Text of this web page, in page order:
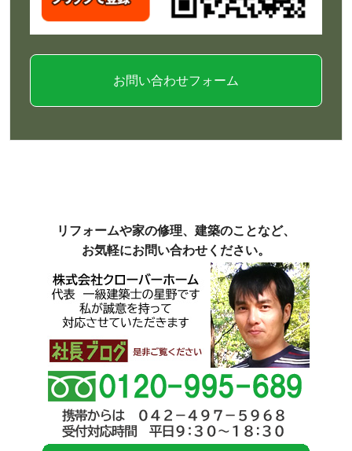
お問い合わせフォーム
リフォームや家の修理、建築のことなど、
お気軽にお問い合わせください。